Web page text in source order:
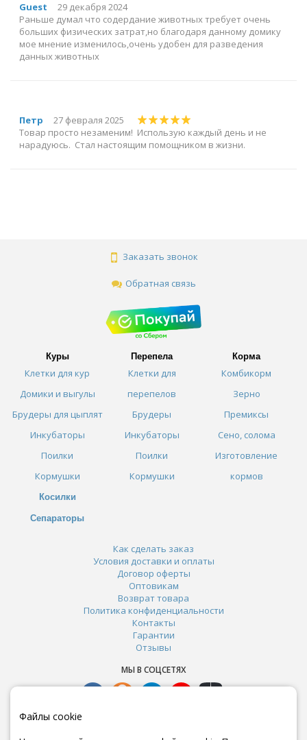
Guest
29 декабря 2024
Раньше думал что содердание животных требует очень
больших физических затрат,но благодаря данному домику
мое мнение изменилось,очень удобен для разведения
данных животных
Петр
27 февраля 2025
Товар просто незаменим! Использую каждый день и не
нарадуюсь. Стал настоящим помощником в жизни.
Заказать звонок
Обратная связь
Куры
Клетки для кур
Домики и выгулы
Брудеры для цыплят
Инкубаторы
Поилки
Кормушки
Косилки
Сепараторы
Перепела
Клетки для
перепелов
Брудеры
Инкубаторы
Поилки
Кормушки
Корма
Комбикорм
Зерно
Премиксы
Сено, солома
Изготовление
кормов
Как сделать заказ
Условия доставки и оплаты
Договор оферты
Оптовикам
Возврат товара
Политика конфиденциальности
Контакты
Гарантии
Отзывы
МЫ В СОЦСЕТЯХ
Файлы cookie